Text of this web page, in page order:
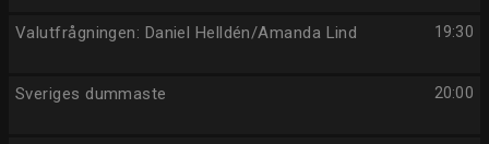
19:30
Valutfrågningen: Daniel Helldén/Amanda Lind
20:00
Sveriges dummaste